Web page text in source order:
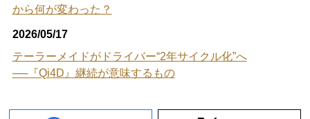
から何が変わった？
2026/05/17
テーラーメイドがドライバー“2年サイクル化”へ
──『Qi4D』継続が意味するもの